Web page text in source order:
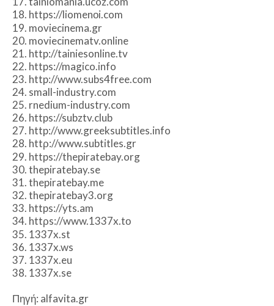
18. https://liomenοi.com
19. moviecinema.gr
20. moviecinematv.online
21. http://tainiesonline.tv
22. https://magico.info
23. http://www.subs4free.com
24. small-industry.com
25. rnedium-industry.com
26. https://subztv.club
27. http://www.greeksubtitles.info
28. httρ://www.subtitles.gr
29. https://thepiratebay.org
30. thepiratebay.se
31. thepiratebay.me
32. thepiratebay3.org
33. https://yts.am
34. httρs://www.1337x.tο
35. 1337x.st
36. 1337x.ws
37. 1337x.eu
38. 1337x.se
Πηγή: alfavita.gr